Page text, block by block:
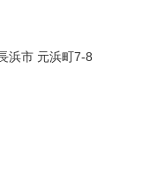
浜市 元浜町7-8